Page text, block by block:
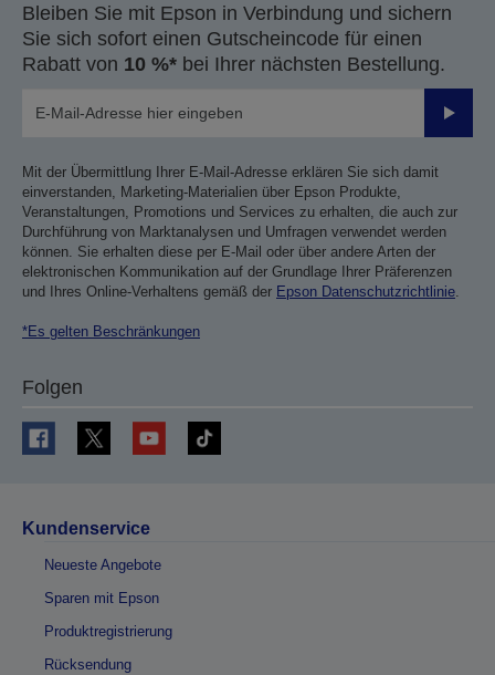
Bleiben Sie mit Epson in Verbindung und sichern
Sie sich sofort einen Gutscheincode für einen
Rabatt von 10 %* bei Ihrer nächsten Bestellung.
Mit der Übermittlung Ihrer E-Mail-Adresse erklären Sie sich damit
einverstanden, Marketing-Materialien über Epson Produkte,
Veranstaltungen, Promotions und Services zu erhalten, die auch zur
Durchführung von Marktanalysen und Umfragen verwendet werden
können. Sie erhalten diese per E-Mail oder über andere Arten der
elektronischen Kommunikation auf der Grundlage Ihrer Präferenzen
und Ihres Online-Verhaltens gemäß der Epson Datenschutzrichtlinie.
*Es gelten Beschränkungen
Folgen
Kundenservice
Neueste Angebote
Sparen mit Epson
Produktregistrierung
Rücksendung